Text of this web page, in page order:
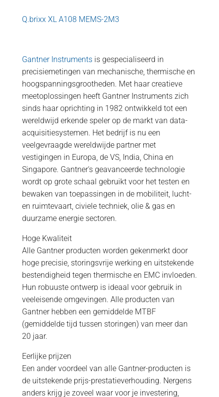
Q.brixx XL A108 MEMS-2M3
Gantner Instrumentsis gespecialiseerd in
precisiemetingen van mechanische, thermische en
hoogspanningsgrootheden. Met haar creatieve
meetoplossingen heeft Gantner Instruments zich
sinds haar oprichting in 1982 ontwikkeld tot een
wereldwijd erkende speler op de markt van data-
acquisitiesystemen. Het bedrijf is nu een
veelgevraagde wereldwijde partner met
vestigingen in Europa, de VS, India, China en
Singapore. Gantner's geavanceerde technologie
wordt op grote schaal gebruikt voor het testen en
bewaken van toepassingen in de mobiliteit, lucht-
en ruimtevaart, civiele techniek, olie & gas en
duurzame energie sectoren.
Hoge Kwaliteit
Alle Gantner producten worden gekenmerkt door
hoge precisie, storingsvrije werking en uitstekende
bestendigheid tegen thermische en EMC invloeden.
Hun robuuste ontwerp is ideaal voor gebruik in
veeleisende omgevingen. Alle producten van
Gantner hebben een gemiddelde MTBF
(gemiddelde tijd tussen storingen) van meer dan
20 jaar.
Eerlijke prijzen
Een ander voordeel van alle Gantner-producten is
de uitstekende prijs-prestatieverhouding. Nergens
anders krijg je zoveel waar voor je investering,